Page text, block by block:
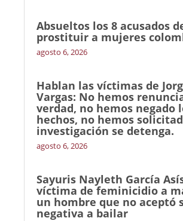
Absueltos los 8 acusados
prostituir a mujeres
agosto 6, 2026
Hablan las víctimas de
Vargas: No hemos
verdad, no hemos negado
hechos, no hemos
investigación se detenga.
agosto 6, 2026
Sayuris Nayleth García
víctima de feminicidio a
un hombre que no aceptó
negativa a bailar